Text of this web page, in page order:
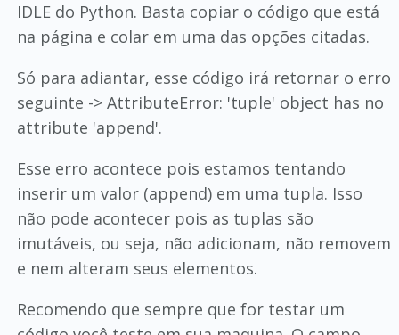
IDLE do Python. Basta copiar o código que está
na página e colar em uma das opções citadas.
Só para adiantar, esse código irá retornar o erro
seguinte -> AttributeError: 'tuple' object has no
attribute 'append'.
Esse erro acontece pois estamos tentando
inserir um valor (append) em uma tupla. Isso
não pode acontecer pois as tuplas são
imutáveis, ou seja, não adicionam, não removem
e nem alteram seus elementos.
Recomendo que sempre que for testar um